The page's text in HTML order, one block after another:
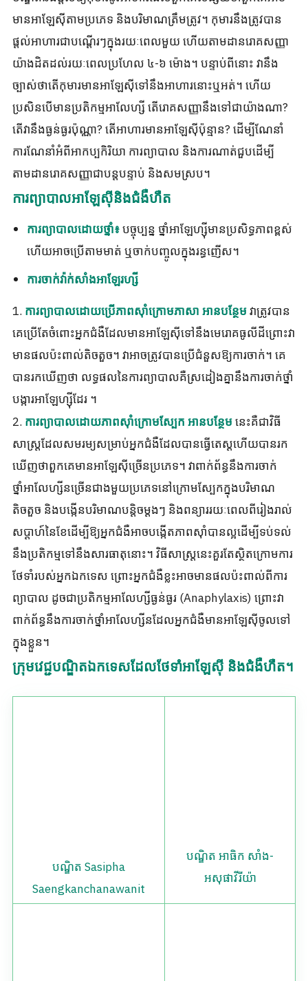
មានអាឡែស៊ីតាមប្រភេទ និងបរិមាណត្រឹមត្រូវ។ កុមារ​នឹង​ត្រូវ​បាន​
ផ្តល់​អាហារ​ជា​បណ្តើរៗ​ក្នុង​រយៈពេល​មួយ ហើយ​តាមដាន​រោគសញ្ញា​
យ៉ាង​ដិតដល់​រយៈពេល​ប្រហែល ៤-៦ ម៉ោង។ បន្ទាប់ពីនោះ វានឹង
ច្បាស់ថាតើកុមារមានអាឡែស៊ីទៅនឹងអាហារនោះឬអត់។ ហើយ​
ប្រសិនបើ​មាន​ប្រតិកម្ម​អា​លែ​ហ្សី តើ​រោគសញ្ញា​នឹង​ទៅជា​យ៉ាងណា​?
តើវានឹងធ្ងន់ធ្ងរប៉ុណ្ណា? តើអាហារមានអាឡែស៊ីប៉ុន្មាន? ដើម្បីណែនាំ
ការណែនាំអំពីអាកប្បកិរិយា ការព្យាបាល និងការណាត់ជួបដើម្បី
តាមដានរោគសញ្ញាជាបន្តបន្ទាប់ និងសមស្រប។
ការព្យាបាលអាឡែស៊ីនិងជំងឺហឺត
ការ​ព្យាបាល​ដោយ​ថ្នាំ៖បច្ចុប្បន្ន ថ្នាំ​អាឡែ​ហ្ស៊ី​មាន​ប្រសិទ្ធភាព​ខ្ពស់
ហើយ​អាច​ប្រើ​តាម​មាត់ ឬ​ចាក់​បញ្ចូល​ក្នុង​រន្ធ​ញើស។
ការចាក់វ៉ាក់សាំងអាឡែរហ្សី
1. ការព្យាបាលដោយប្រើភាពស៊ាំក្រោមភាសា អានបន្ថែមវាត្រូវបាន
គេប្រើតែចំពោះអ្នកជំងឺដែលមានអាឡែស៊ីទៅនឹងមេរោគធូលីដីព្រោះវា
មានផលប៉ះពាល់តិចតួច។ វាអាចត្រូវបានប្រើជំនួសឱ្យការចាក់។ គេ​
បាន​រក​ឃើញ​ថា លទ្ធផល​នៃ​ការ​ព្យាបាល​គឺ​ស្រដៀង​គ្នា​នឹង​ការ​ចាក់​ថ្នាំ​
បង្ការ​អា​ឡែ​ហ្ស៊ី​ដែរ ។
2. ការព្យាបាលដោយភាពស៊ាំក្រោមស្បែក អានបន្ថែមនេះគឺជាវិធី
សាស្រ្តដែលសមរម្យសម្រាប់អ្នកជំងឺដែលបានធ្វើតេស្តហើយបានរក
ឃើញថាពួកគេមានអាឡែស៊ីច្រើនប្រភេទ។ វាពាក់ព័ន្ធនឹងការចាក់
ថ្នាំអាលែហ្សីនច្រើនជាងមួយប្រភេទនៅក្រោមស្បែកក្នុងបរិមាណ
តិចតួច និងបង្កើនបរិមាណបន្តិចម្តងៗ និងពន្យាររយៈពេលពីរៀងរាល់
សប្តាហ៍នៃខែដើម្បីឱ្យអ្នកជំងឺអាចបង្កើតភាពស៊ាំបានល្អដើម្បីទប់ទល់
នឹងប្រតិកម្មទៅនឹងសារធាតុនោះ។ វិធីសាស្ត្រនេះគួរតែស្ថិតក្រោមការ
ថែទាំរបស់អ្នកឯកទេស ព្រោះអ្នកជំងឺខ្លះអាចមានផលប៉ះពាល់ពីការ
ព្យាបាល ដូចជាប្រតិកម្មអាលែហ្សីធ្ងន់ធ្ងរ (Anaphylaxis) ព្រោះវា
ពាក់ព័ន្ធនឹងការចាក់ថ្នាំអាលែហ្សីនដែលអ្នកជំងឺមានអាឡែស៊ីចូលទៅ
ក្នុងខ្លួន។
ក្រុមវេជ្ជបណ្ឌិតឯកទេសដែលថែទាំអាឡែស៊ី និងជំងឺហឺត។
បណ្ឌិត Sasipha
Saengkanchanawanit
បណ្ឌិត អាធិក សាំង-
អសុផាវីរីយ៉ា